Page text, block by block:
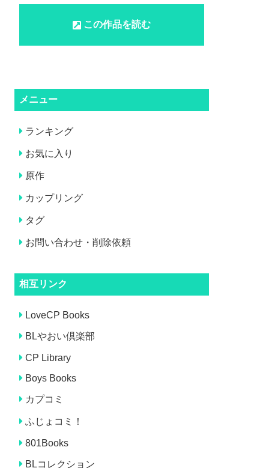
この作品を読む
メニュー
ランキング
お気に入り
原作
カップリング
タグ
お問い合わせ・削除依頼
相互リンク
LoveCP Books
BLやおい倶楽部
CP Library
Boys Books
カプコミ
ふじょコミ！
801Books
BLコレクション